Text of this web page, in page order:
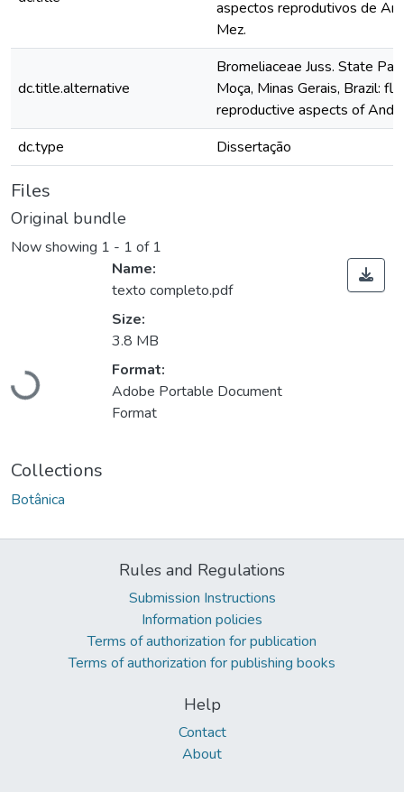
aspectos reprodutivos de
Mez.
dc.title.alternative
Bromeliaceae Juss. State
Moça, Minas Gerais, Brazil:
reproductive aspects of
dc.type
Dissertação
Files
Original bundle
Now showing 1 - 1 of 1
Loading...
Name:
texto completo.pdf
Size:
3.8 MB
Format:
Adobe Portable Document
Format
Collections
Botânica
Rules and Regulations
Submission Instructions
Information policies
Terms of authorization for publication
Terms of authorization for publishing books
Help
Contact
About